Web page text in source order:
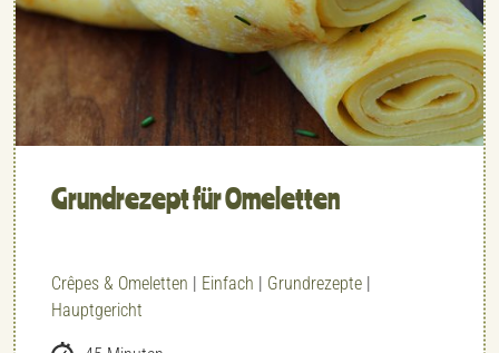
Grundrezept für Omeletten
Crêpes & Omeletten | Einfach | Grundrezepte |
Hauptgericht